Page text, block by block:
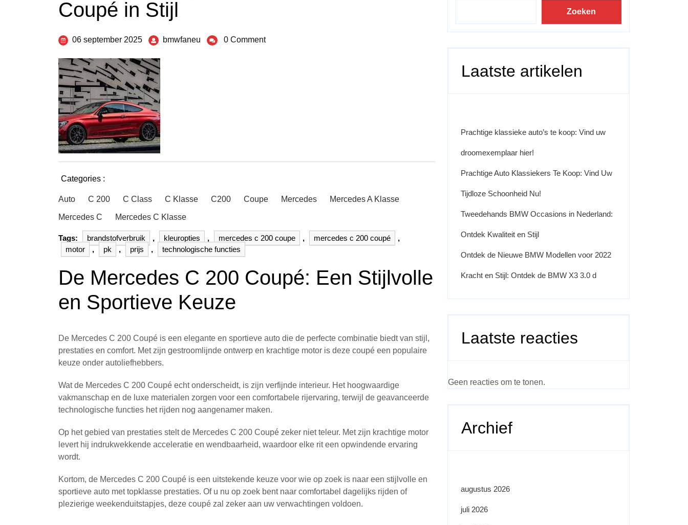
Coupé in Stijl
06 september 2025 bmwfaneu 0 Comment
Categories :
Auto C 200 C Class C Klasse C200 Coupe Mercedes Mercedes A Klasse
Mercedes C Mercedes C Klasse
Tags: brandstofverbruik , kleuropties , mercedes c 200 coupe , mercedes c 200 coupé
,
motor
, pk , prijs , technologische functies
De Mercedes C 200 Coupé: Een Stijlvolle
en Sportieve Keuze
De Mercedes C 200 Coupé is een elegante en sportieve auto die de perfecte combinatie biedt van stijl,
prestaties en comfort. Met zijn gestroomlijnde ontwerp en krachtige motor is deze coupé een populaire
keuze onder autoliefhebbers.
Wat de Mercedes C 200 Coupé echt onderscheidt, is zijn verfijnde interieur. Het hoogwaardige
vakmanschap en de luxe materialen zorgen voor een comfortabele rijervaring, terwijl de geavanceerde
technologische functies het rijden nog aangenamer maken.
Op het gebied van prestaties stelt de Mercedes C 200 Coupé zeker niet teleur. Met zijn krachtige motor
levert hij indrukwekkende acceleratie en wendbaarheid, waardoor elke rit een opwindende ervaring
wordt.
Kortom, de Mercedes C 200 Coupé is een uitstekende keuze voor wie op zoek is naar een stijlvolle en
sportieve auto met topklasse prestaties. Of u nu op zoek bent naar comfortabel dagelijks rijden of
plezierige weekenduitstapjes, deze coupé zal zeker aan uw verwachtingen voldoen.
Zoeken
Laatste artikelen
Prachtige klassieke auto’s te koop: Vind uw
droomexemplaar hier!
Prachtige Auto Klassiekers Te Koop: Vind Uw
Tijdloze Schoonheid Nu!
Tweedehands BMW Occasions in Nederland:
Ontdek Kwaliteit en Stijl
Ontdek de Nieuwe BMW Modellen voor 2022
Kracht en Stijl: Ontdek de BMW X3 3.0 d
Laatste reacties
Geen reacties om te tonen.
Archief
augustus 2026
juli 2026